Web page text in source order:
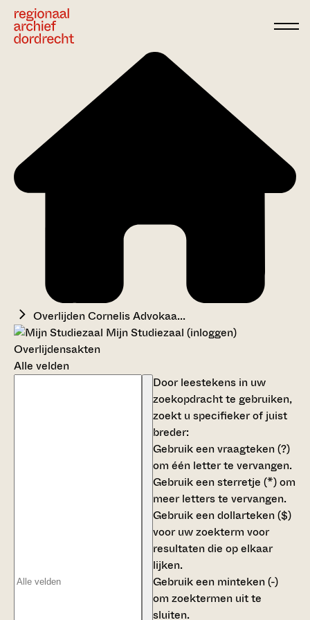
Overlijden Cornelis Advokaa...
Mijn Studiezaal (inloggen)
Overlijdensakten
Alle velden
Door leestekens in uw
zoekopdracht te gebruiken,
zoekt u specifieker of juist
breder:
Gebruik eenvraagteken (?)
om één letter te vervangen.
Gebruik eensterretje (*)om
meer letters te vervangen.
Gebruik eendollarteken ($)
voor uw zoekterm voor
resultaten die op elkaar
lijken.
Gebruik een minteken (-)
om zoektermen uit te
sluiten.